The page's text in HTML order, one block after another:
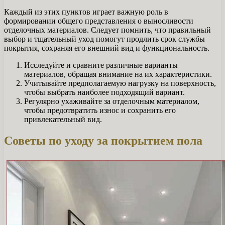
Каждый из этих пунктов играет важную роль в
формировании общего представления о выносливости
отделочных материалов. Следует помнить, что правильный
выбор и тщательный уход помогут продлить срок службы
покрытия, сохраняя его внешний вид и функциональность.
Исследуйте и сравните различные варианты
материалов, обращая внимание на их характеристики.
Учитывайте предполагаемую нагрузку на поверхность,
чтобы выбрать наиболее подходящий вариант.
Регулярно ухаживайте за отделочным материалом,
чтобы предотвратить износ и сохранить его
привлекательный вид.
Советы по уходу за покрытием пола